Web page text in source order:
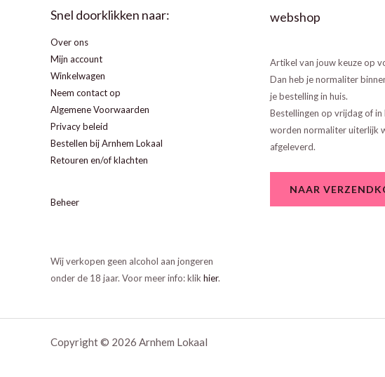
Snel doorklikken naar:
Over ons
Mijn account
Winkelwagen
Neem contact op
Algemene Voorwaarden
Privacy beleid
Bestellen bij Arnhem Lokaal
Retouren en/of klachten
Beheer
Wij verkopen geen alcohol aan jongeren
onder de 18 jaar. Voor meer info: klik hier.
webshop
Artikel van jouw keuze op
Dan heb je normaliter
je bestelling in huis.
Bestellingen op vrijdag of in
worden normaliter uiterlijk
afgeleverd.
NAAR
Copyright © 2026 Arnhem Lokaal